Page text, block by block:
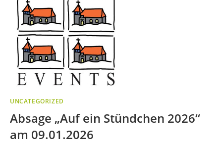
UNCATEGORIZED
Absage „Auf ein Stündchen 2026“
am 09.01.2026